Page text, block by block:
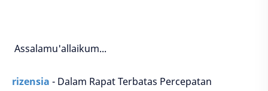
Assalamu'allaikum...
rizensia - Dalam Rapat Terbatas Percepatan